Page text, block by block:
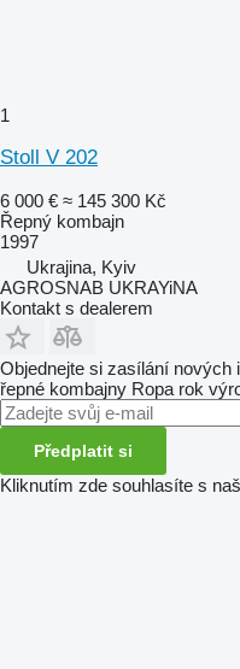
1
Stoll V 202
6 000 € ≈ 145 300 Kč
Řepný kombajn
1997
Ukrajina, Kyiv
AGROSNAB UKRAYiNA
Kontakt s dealerem
Objednejte si zasílání nových
řepné kombajny Ropa rok
Předplatit si
Kliknutím zde souhlasíte s